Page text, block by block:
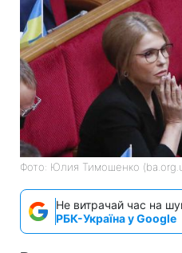
Фото: Юлия Тимошенко
Не витрачай час на
РБК-Україна у Google